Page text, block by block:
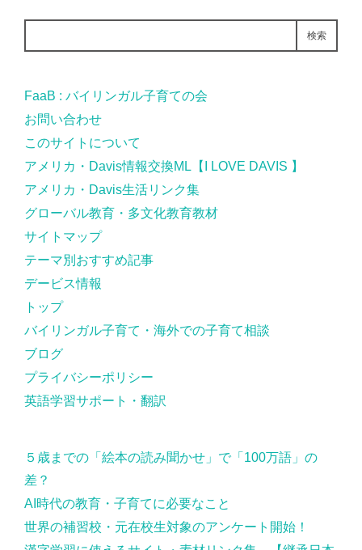
検索
FaaB : バイリンガル子育ての会
お問い合わせ
このサイトについて
アメリカ・Davis情報交換ML【I LOVE DAVIS 】
アメリカ・Davis生活リンク集
グローバル教育・多文化教育教材
サイトマップ
テーマ別おすすめ記事
デービス情報
トップ
バイリンガル子育て・海外での子育て相談
ブログ
プライバシーポリシー
英語学習サポート・翻訳
５歳までの「絵本の読み聞かせ」で「100万語」の
差？
AI時代の教育・子育てに必要なこと
世界の補習校・元在校生対象のアンケート開始！